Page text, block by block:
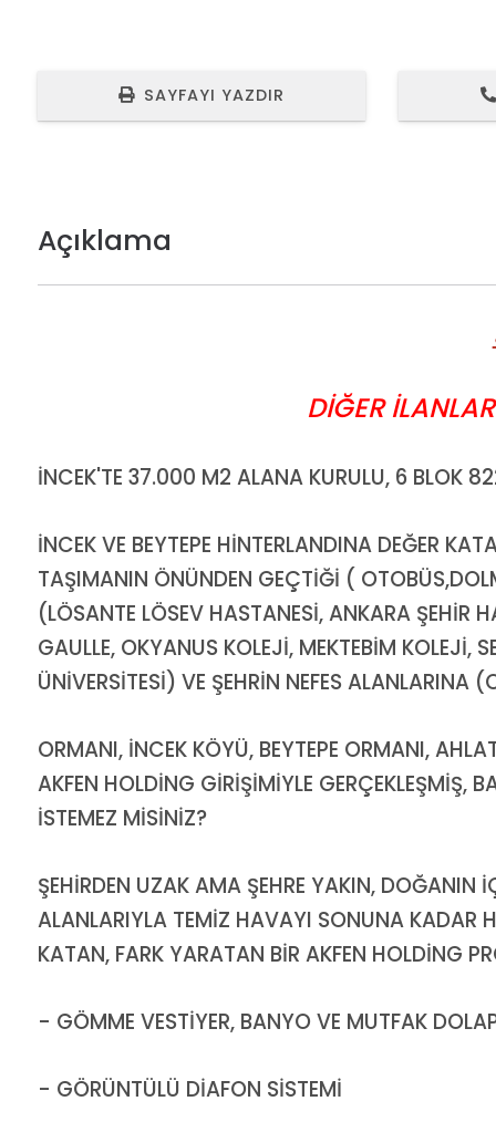
SAYFAYI YAZDIR
Açıklama
DİĞER
İNCEK'TE 37.000 M2 ALANA KURULU, 6 BLOK
İNCEK VE BEYTEPE HİNTERLANDINA DEĞER
TAŞIMANIN ÖNÜNDEN GEÇTİĞİ (
(LÖSANTE LÖSEV HASTANESİ, ANKARA ŞEHİR
GAULLE, OKYANUS KOLEJİ, MEKTEBİM KOLEJİ,
ÜNİVERSİTESİ) VE ŞEHRİN NEFES ALANLARINA
ORMANI, İNCEK KÖYÜ, BEYTEPE ORMANI,
AKFEN HOLDİNG GİRİŞİMİYLE GERÇEKLEŞMİŞ,
İSTEMEZ MİSİNİZ?
ŞEHİRDEN UZAK AMA ŞEHRE YAKIN, DOĞANIN
ALANLARIYLA TEMİZ HAVAYI SONUNA KADAR
KATAN, FARK YARATAN BİR AKFEN HOLDİNG
- GÖMME VESTİYER, BANYO VE MUTFAK
- GÖRÜNTÜLÜ DİAFON SİSTEMİ